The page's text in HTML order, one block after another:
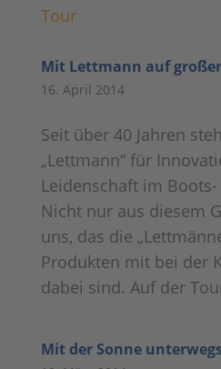
Mit Lettmann auf
16. April 2014
Seit über 40 Jahren
„Lettmann“ für
Leidenschaft im
Nicht nur aus diesem
uns, das die
Produkten mit bei der
dabei sind. Auf der
Mit der Sonne